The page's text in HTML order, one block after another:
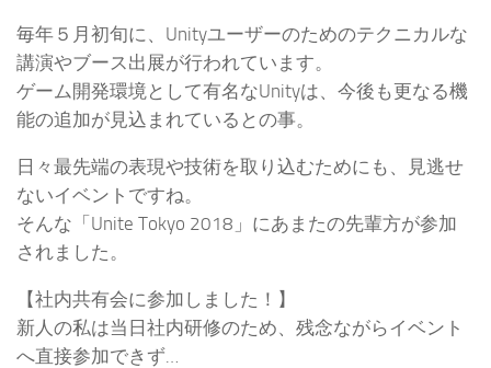
毎年５月初旬に、Unityユーザーのためのテクニカルな
講演やブース出展が行われています。
ゲーム開発環境として有名なUnityは、今後も更なる機
能の追加が見込まれているとの事。
日々最先端の表現や技術を取り込むためにも、見逃せ
ないイベントですね。
そんな「Unite Tokyo 2018」にあまたの先輩方が参加
されました。
【社内共有会に参加しました！】
新人の私は当日社内研修のため、残念ながらイベント
へ直接参加できず…